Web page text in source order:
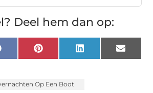
Deel hem dan op:
FacebookPinterest LinkedIn Email
Op Een Boot